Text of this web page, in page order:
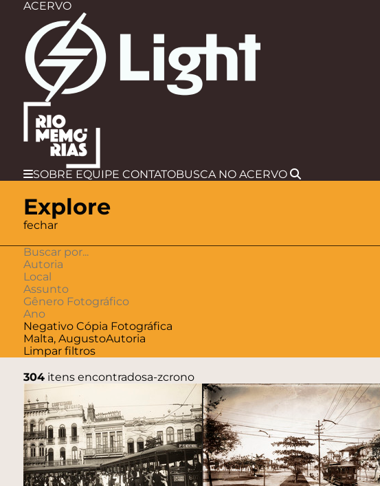
ACERVO
SOBRE EQUIPE CONTATOBUSCA NO ACERVO
Explore
fechar
Negativo Cópia Fotográfica
Malta, AugustoAutoria
Limpar filtros
304itens encontradosa-zcrono